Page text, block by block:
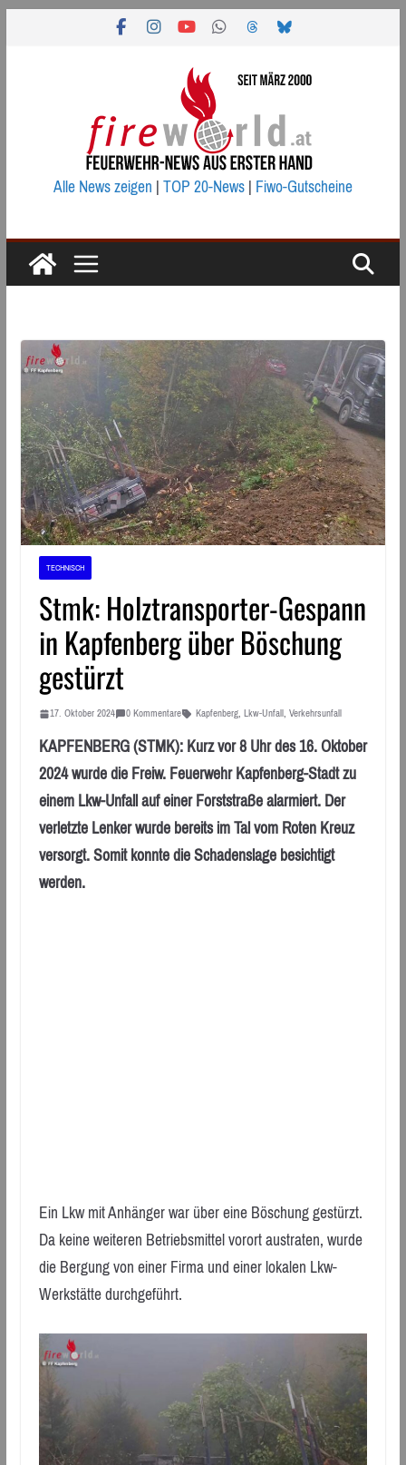
Alle News zeigen|TOP 20-News|Fiwo-Gutscheine
TECHNISCH
Stmk: Holztransporter-Gespann
in Kapfenberg über Böschung
gestürzt
17. Oktober 2024 0 Kommentare Kapfenberg, Lkw-Unfall, Verkehrsunfall
KAPFENBERG (STMK): Kurz vor 8 Uhr des 16. Oktober
2024 wurde die Freiw. Feuerwehr Kapfenberg-Stadt zu
einem Lkw-Unfall auf einer Forststraße alarmiert. Der
verletzte Lenker wurde bereits im Tal vom Roten Kreuz
versorgt. Somit konnte die Schadenslage besichtigt
werden.
Ein Lkw mit Anhänger war über eine Böschung gestürzt.
Da keine weiteren Betriebsmittel vorort austraten, wurde
die Bergung von einer Firma und einer lokalen Lkw-
Werkstätte durchgeführt.